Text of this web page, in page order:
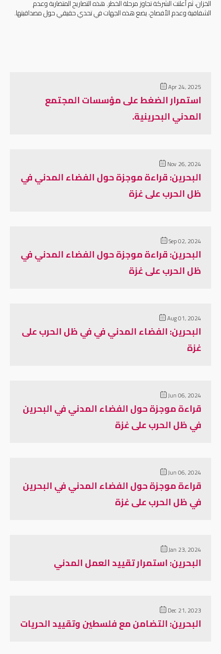
Apr 24, 2025
استمرار الضغط على مؤسسات المجتمع
المدني البحرينية.
Nov 26, 2024
البحرين: قراءة موجزة حول الفضاء المدني في
ظل الحرب على غزة
Sep 02, 2024
البحرين: قراءة موجزة حول الفضاء المدني في
ظل الحرب على غزة
Aug 01, 2024
البحرين: الفضاء المدني في في ظل الحرب على
غزة
Jun 06, 2024
قراءة موجزة حول الفضاء المدني في البحرين
في ظل الحرب على غزة
Jun 06, 2024
قراءة موجزة حول الفضاء المدني في البحرين
في ظل الحرب على غزة
Jan 23, 2024
البحرين: استمرار تقييد العمل المدني
Dec 21, 2023
البحرين: التضامن مع فلسطين وتقييد الحريات
الخزان، ثم أعلنت الشركة تجاوز مرحلة الخطر. هذه التصاريح المتضاربة وعدم
الشفافية وعدم الأفصاح، يضع هذه الجهات في تحدي حقيقي حول مصداقيتها.